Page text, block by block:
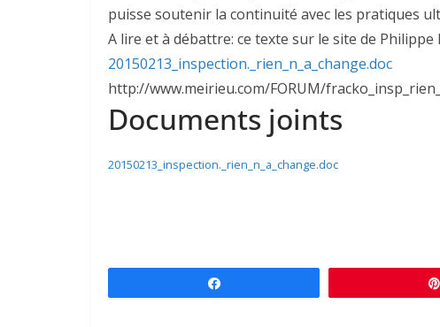
puisse soutenir la continuité avec les pratiques
A lire et à débattre: ce texte sur le site de Philippe
20150213_inspection._rien_n_a_change.doc
http://www.meirieu.com/FORUM/
Documents joints
20150213_inspection._rien_n_a_change.doc